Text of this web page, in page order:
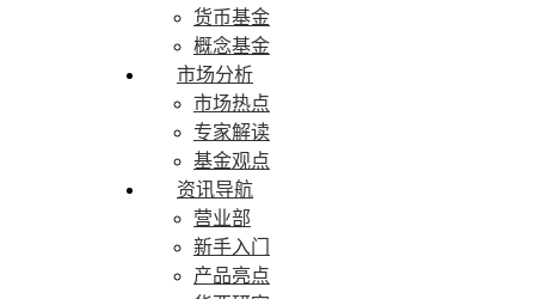
货币基金
概念基金
市场分析
市场热点
专家解读
基金观点
资讯导航
营业部
新手入门
产品亮点